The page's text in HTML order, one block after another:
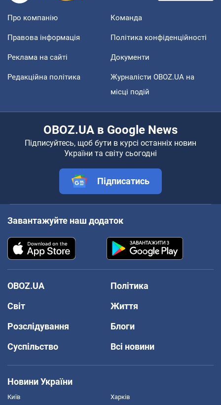
Про компанію Команда
Правова інформація Політика конфіденційності
Реклама на сайті Документи
Редакційна політика
Журналісти OBOZ.UA на
місці подій
OBOZ.UA в Google News
Підписуйтесь, щоб бути в курсі останніх новин
України та світу сьогодні
Підписатись
Завантажуйте наш додаток
OBOZ.UA
Політика
Світ
Життя
Розслідування
Блоги
Суспільство
Всі новини
Новини України
Київ Харків